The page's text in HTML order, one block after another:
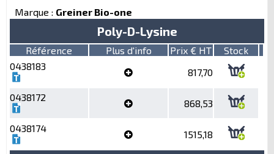
Marque : Greiner Bio-one
Poly-D-Lysine
Référence Plus d'info Prix € HT
Stock
0438183
817,70
0438172
868,53
0438174
1515,18